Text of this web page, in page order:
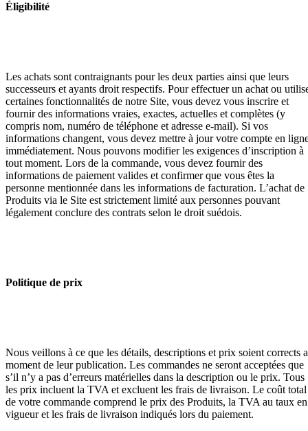
Éligibilité
Les achats sont contraignants pour les deux parties ainsi que leurs
successeurs et ayants droit respectifs. Pour effectuer un achat ou
certaines fonctionnalités de notre Site, vous devez vous inscrire et
fournir des informations vraies, exactes, actuelles et complètes (y
compris nom, numéro de téléphone et adresse e-mail). Si vos
informations changent, vous devez mettre à jour votre compte en
immédiatement. Nous pouvons modifier les exigences d’inscription à
tout moment. Lors de la commande, vous devez fournir des
informations de paiement valides et confirmer que vous êtes la
personne mentionnée dans les informations de facturation. L’achat de
Produits via le Site est strictement limité aux personnes pouvant
légalement conclure des contrats selon le droit suédois.
Politique de prix
Nous veillons à ce que les détails, descriptions et prix soient corrects
moment de leur publication. Les commandes ne seront acceptées que
s’il n’y a pas d’erreurs matérielles dans la description ou le prix. Tous
les prix incluent la TVA et excluent les frais de livraison. Le coût total
de votre commande comprend le prix des Produits, la TVA au taux en
vigueur et les frais de livraison indiqués lors du paiement.